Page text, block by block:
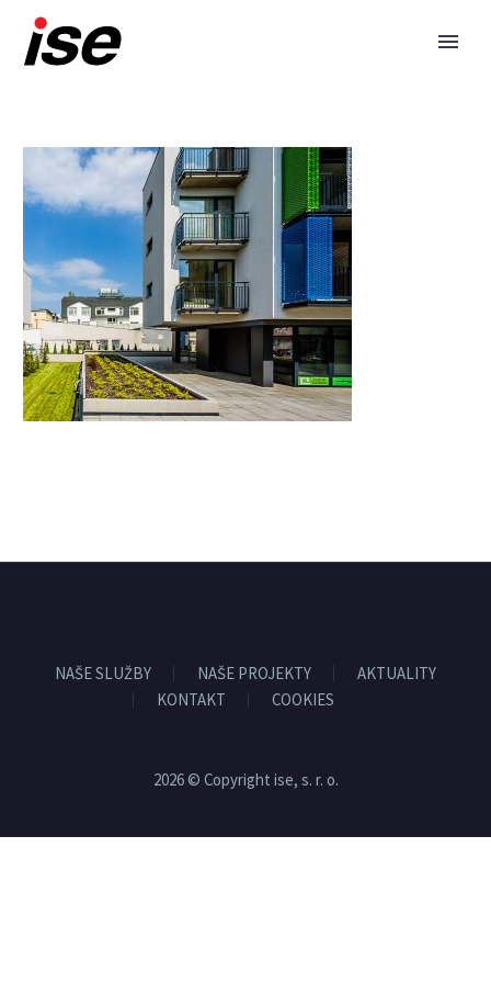
NAŠE SLUŽBY NAŠE PROJEKTY
AKTUALITY
KONTAKT
COOKIES
2026 © Copyright ise, s. r. o.